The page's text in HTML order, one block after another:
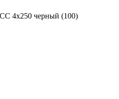
4х250 черный (100)